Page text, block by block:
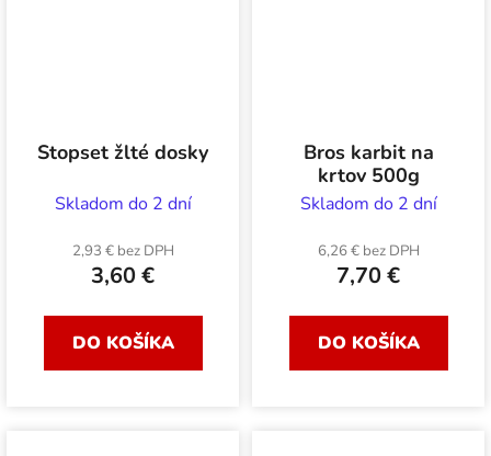
Stopset žlté dosky
Skladom do 2 dní
2,93 € bez DPH
3,60 €
DO KOŠÍKA
Bros karbit na
krtov 500g
Skladom do 2 dní
6,26 € bez DPH
7,70 €
DO KOŠÍKA